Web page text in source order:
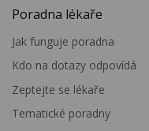
Poradna lékaře
Jak funguje poradna
Kdo na dotazy odpovídá
Zeptejte se lékaře
Tematické poradny